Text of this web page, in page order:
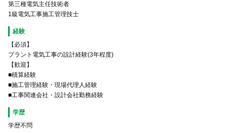
第三種電気主任技術者
1級電気工事施工管理技士
経験
【必須】
プラント電気工事の設計経験(3年程度)
【歓迎】
■積算経験
■施工管理経験・現場代理人経験
■工事関連会社・設計会社勤務経験
学歴
学歴不問